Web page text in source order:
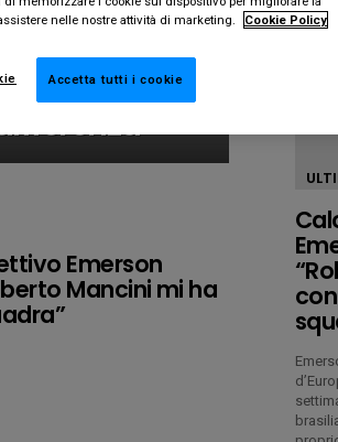
sempre
Emerson
Mancini mi ha
nelle nostre attività di marketing.
Cookie Policy
Accetta tutti i cookie